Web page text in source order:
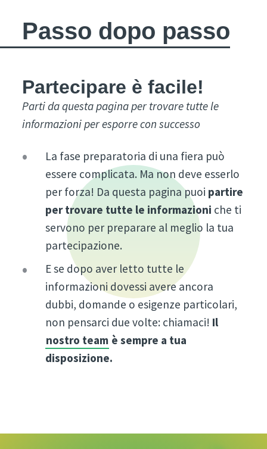
Passo dopo passo
Partecipare è facile!
Parti da questa pagina per trovare tutte le
informazioni per esporre con successo
La fase preparatoria di una fiera può
essere complicata. Ma non deve esserlo
per forza! Da questa pagina puoi partire
per trovare tutte le informazioni che ti
servono per preparare al meglio la tua
partecipazione.
E se dopo aver letto tutte le
informazioni dovessi avere ancora
dubbi, domande o esigenze particolari,
non pensarci due volte: chiamaci! Il
nostro team è sempre a tua
disposizione.